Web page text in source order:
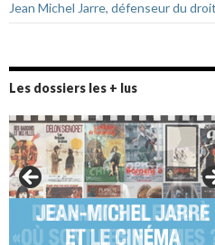
Jean Michel Jarre, défenseur du
Les dossiers les + lus